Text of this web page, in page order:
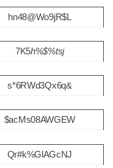
hn48@Wo9jR$L
7K5h%$%tsj
s*6RWd3Qx6q&
$acMs08AWGEW
Qr#k%GlAGcNJ